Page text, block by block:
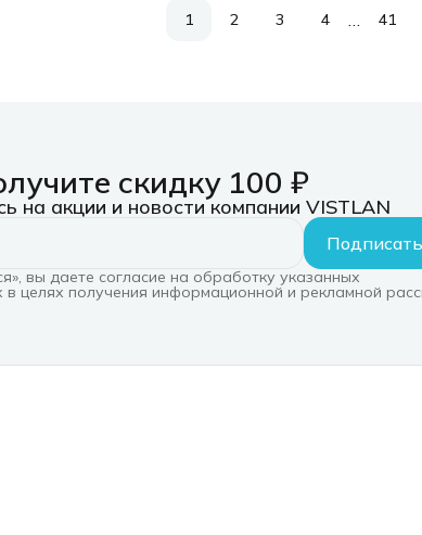
1 2 3 4 41
скидку 100 ₽
на акции и новости компании VISTLAN
вы даете согласие на обработку указанных
целях получения информационной и рекламной